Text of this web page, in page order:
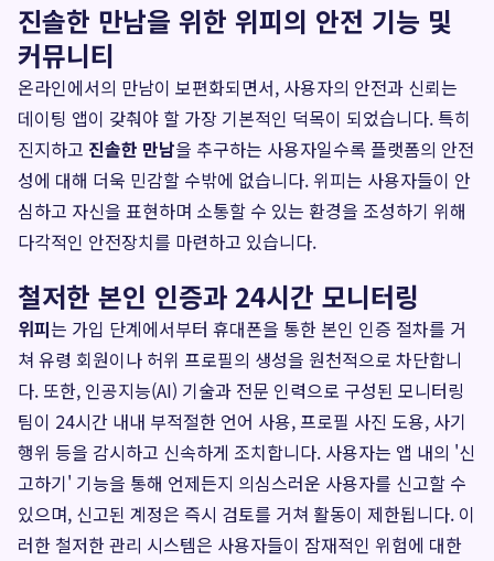
진솔한 만남을 위한 위피의 안전 기능 및
커뮤니티
온라인에서의 만남이 보편화되면서, 사용자의 안전과 신뢰는
데이팅 앱이 갖춰야 할 가장 기본적인 덕목이 되었습니다. 특히
진지하고 진솔한 만남을 추구하는 사용자일수록 플랫폼의 안전
성에 대해 더욱 민감할 수밖에 없습니다. 위피는 사용자들이 안
심하고 자신을 표현하며 소통할 수 있는 환경을 조성하기 위해
다각적인 안전장치를 마련하고 있습니다.
철저한 본인 인증과 24시간 모니터링
위피는 가입 단계에서부터 휴대폰을 통한 본인 인증 절차를 거
쳐 유령 회원이나 허위 프로필의 생성을 원천적으로 차단합니
다. 또한, 인공지능(AI) 기술과 전문 인력으로 구성된 모니터링
팀이 24시간 내내 부적절한 언어 사용, 프로필 사진 도용, 사기
행위 등을 감시하고 신속하게 조치합니다. 사용자는 앱 내의 '신
고하기' 기능을 통해 언제든지 의심스러운 사용자를 신고할 수
있으며, 신고된 계정은 즉시 검토를 거쳐 활동이 제한됩니다. 이
러한 철저한 관리 시스템은 사용자들이 잠재적인 위험에 대한